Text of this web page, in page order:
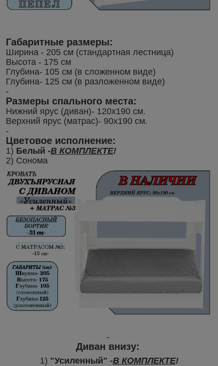
Габаритные размеры:
Ширина - 205 см (стандартная лестница)
Высота - 175 см
Глубина- 105 см (в сложенном виде)
Глубина- 125 см (в разложенном виде)
-
Размеры спального места:
Нижний ярус (диван)- 120х190 см.
Верхний ярус (матрас)- 90х190 см.
-
Цветовое исполнение:
1) Белый -В КОМПЛЕКТЕ!
2) Сонома
-
Диван внизу:
1) "Усиленный" -В КОМПЛЕКТЕ!